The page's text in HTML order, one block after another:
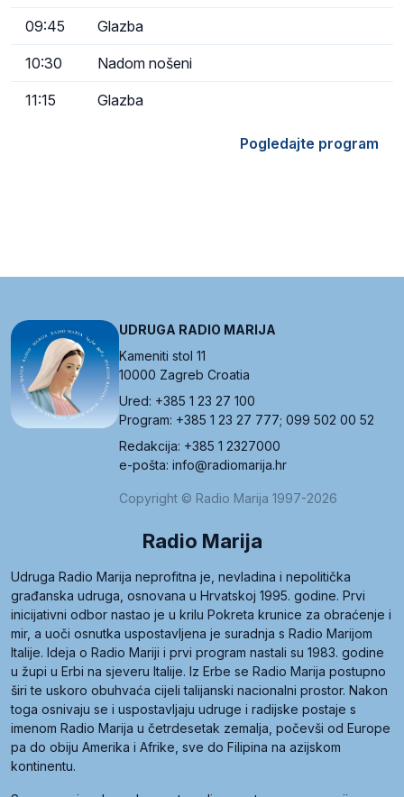
09:45 Glazba
10:30 Nadom nošeni
11:15 Glazba
Pogledajte program
UDRUGA RADIO MARIJA
Kameniti stol 11
10000 Zagreb Croatia
Ured: +385 1 23 27 100
Program: +385 1 23 27 777; 099 502 00 52
Redakcija: +385 1 2327000
e-pošta: info@radiomarija.hr
Copyright © Radio Marija 1997-2026
Radio Marija
Udruga Radio Marija neprofitna je, nevladina i nepolitička
građanska udruga, osnovana u Hrvatskoj 1995. godine. Prvi
inicijativni odbor nastao je u krilu Pokreta krunice za obraćenje i
mir, a uoči osnutka uspostavljena je suradnja s Radio Marijom
Italije. Ideja o Radio Mariji i prvi program nastali su 1983. godine
u župi u Erbi na sjeveru Italije. Iz Erbe se Radio Marija postupno
širi te uskoro obuhvaća cijeli talijanski nacionalni prostor. Nakon
toga osnivaju se i uspostavljaju udruge i radijske postaje s
imenom Radio Marija u četrdesetak zemalja, počevši od Europe
pa do obiju Amerika i Afrike, sve do Filipina na azijskom
kontinentu.